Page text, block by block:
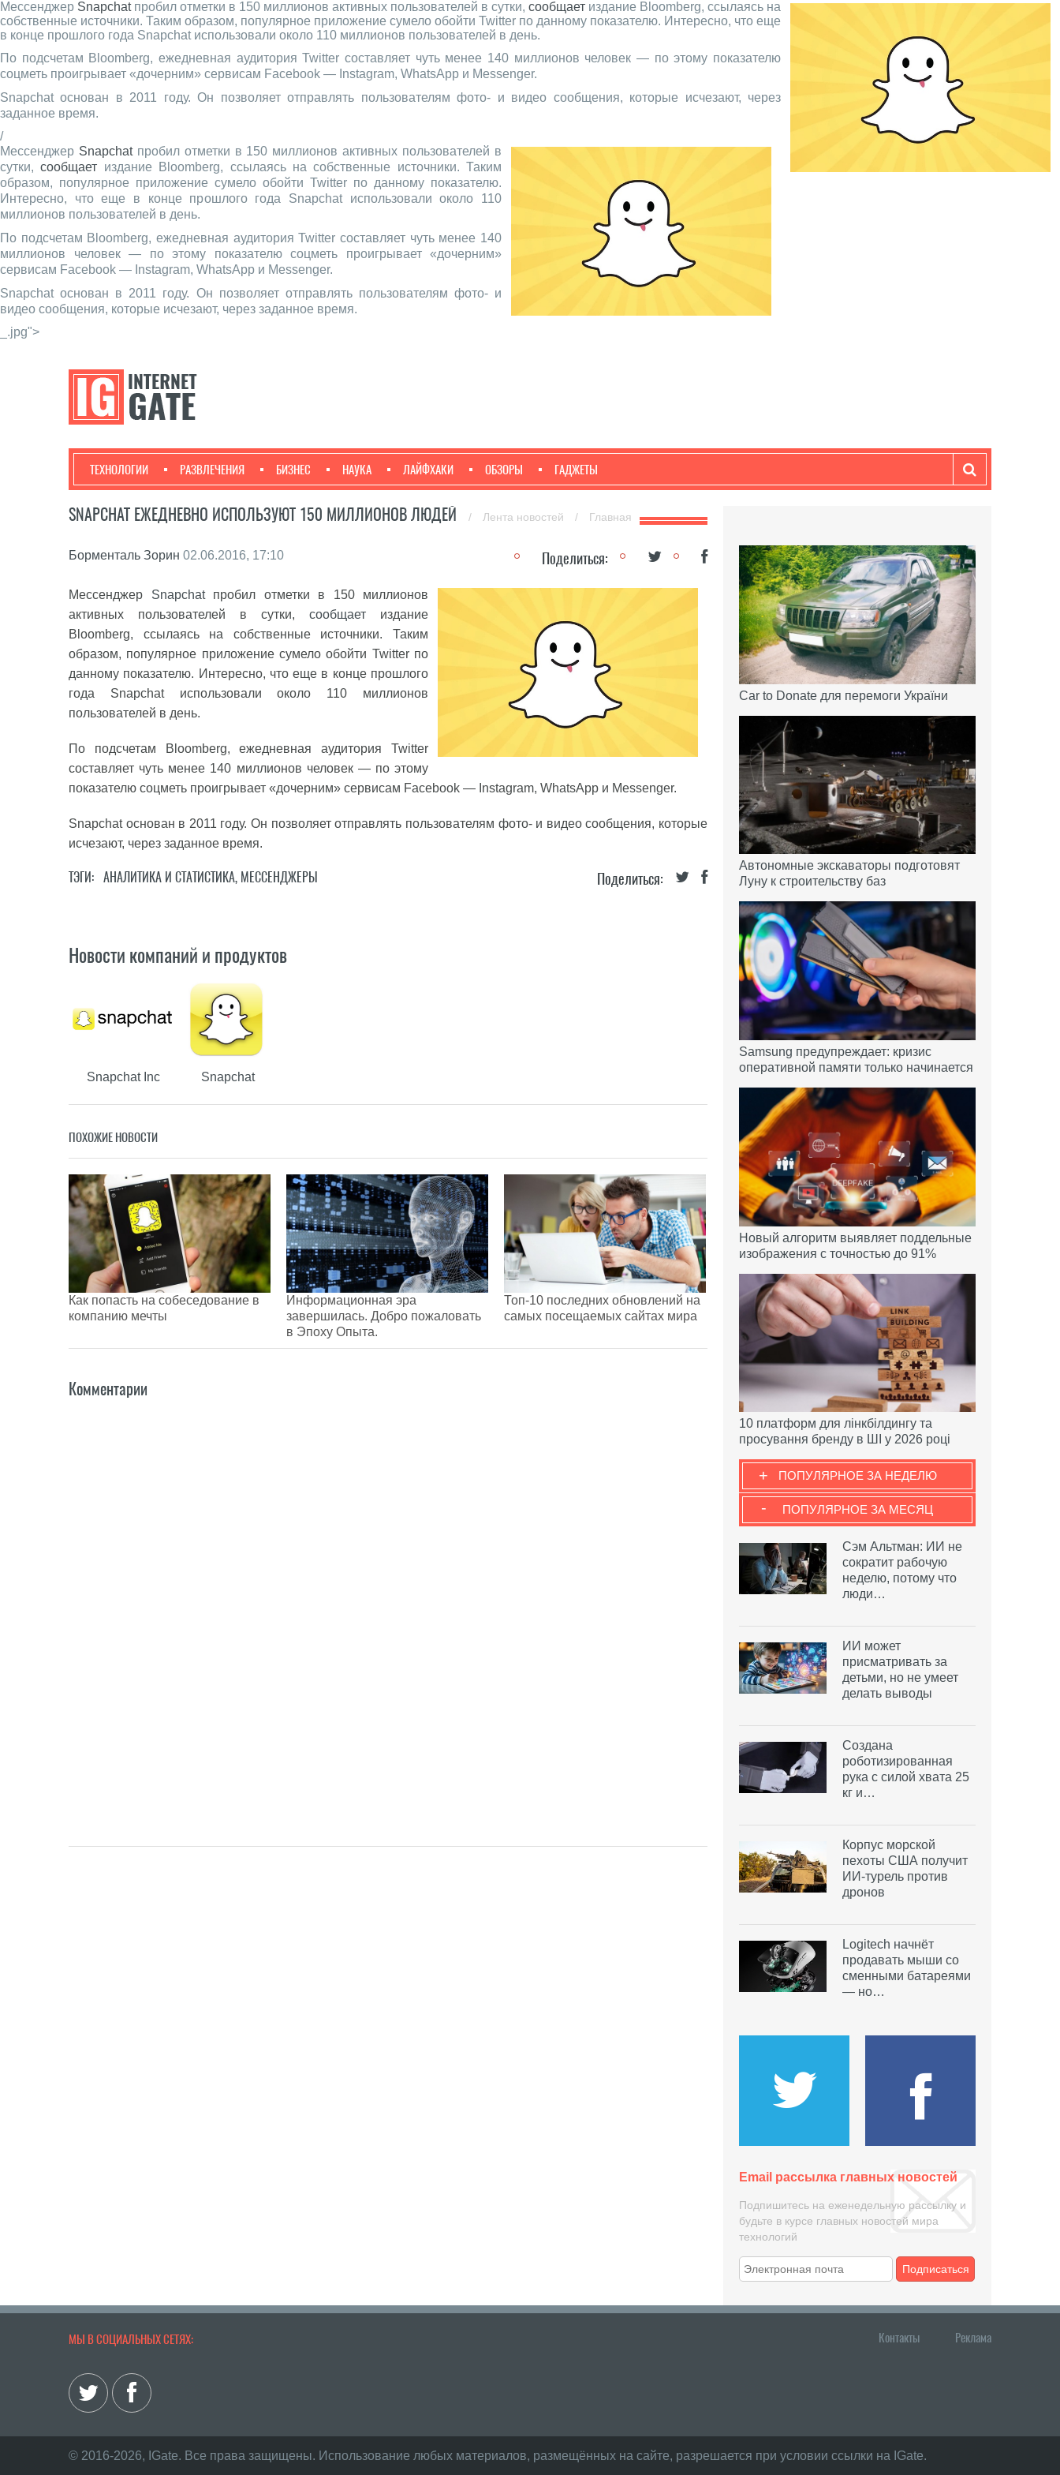
Мессенджер Snapchatпробил отметки в 150 миллионов активных пользователей в сутки, сообщает издание Bloomberg, ссылаясь на
собственные источники. Таким образом, популярное приложение сумело обойти Twitter по данному показателю. Интересно, что еще
в конце прошлого года Snapchat использовали около 110 миллионов пользователей в день.
По подсчетам Bloomberg, ежедневная аудитория Twitter составляет чуть менее 140 миллионов человек — по этому показателю
соцметь проигрывает «дочерним» сервисам Facebook — Instagram, WhatsApp и Messenger.
Snapchat основан в 2011 году. Он позволяет отправлять пользователям фото- и видео сообщения, которые исчезают, через
заданное время.
/
Мессенджер Snapchatпробил отметки в 150 миллионов активных пользователей в
сутки,сообщает издание Bloomberg, ссылаясь на собственные источники. Таким
образом, популярное приложение сумело обойти Twitter по данному показателю.
Интересно, что еще в конце прошлого года Snapchat использовали около 110
миллионов пользователей в день.
По подсчетам Bloomberg, ежедневная аудитория Twitter составляет чуть менее 140
миллионов человек — по этому показателю соцметь проигрывает «дочерним»
сервисам Facebook — Instagram, WhatsApp и Messenger.
Snapchat основан в 2011 году. Он позволяет отправлять пользователям фото- и
видео сообщения, которые исчезают, через заданное время.
_.jpg">
ТЕХНОЛОГИИ РАЗВЛЕЧЕНИЯ БИЗНЕС НАУКА ЛАЙФХАКИ ОБЗОРЫ ГАДЖЕТЫ
SNAPCHAT ЕЖЕДНЕВНО ИСПОЛЬЗУЮТ 150 МИЛЛИОНОВ ЛЮДЕЙ / Лента новостей / Главная
Борменталь Зорин 02.06.2016, 17:10 Поделиться:
Мессенджер Snapchatпробил отметки в 150 миллионов
активных пользователей в сутки, сообщает издание
Bloomberg, ссылаясь на собственные источники. Таким
образом, популярное приложение сумело обойти Twitter по
данному показателю. Интересно, что еще в конце прошлого
года Snapchat использовали около 110 миллионов
пользователей в день.
По подсчетам Bloomberg, ежедневная аудитория Twitter
составляет чуть менее 140 миллионов человек — по этому
показателю соцметь проигрывает «дочерним» сервисам Facebook — Instagram, WhatsApp и Messenger.
Snapchat основан в 2011 году. Он позволяет отправлять пользователям фото- и видео сообщения, которые
исчезают, через заданное время.
Поделиться:
ТЭГИ: АНАЛИТИКА И СТАТИСТИКА, МЕССЕНДЖЕРЫ
Новости компаний и продуктов
Snapchat Inc Snapchat
ПОХОЖИЕ НОВОСТИ
Как попасть на собеседование в
компанию мечты
Информационная эра
завершилась. Добро пожаловать
в Эпоху Опыта.
Топ-10 последних обновлений на
самых посещаемых сайтах мира
Комментарии
Car to Donate для перемоги України
Автономные экскаваторы подготовят
Луну к строительству баз
Samsung предупреждает: кризис
оперативной памяти только начинается
Новый алгоритм выявляет поддельные
изображения с точностью до 91%
10 платформ для лінкбілдингу та
просування бренду в ШІ у 2026 році
ПОПУЛЯРНОЕ ЗА НЕДЕЛЮ
+
ПОПУЛЯРНОЕ ЗА МЕСЯЦ
-
Сэм Альтман: ИИ не
сократит рабочую
неделю, потому что
люди…
ИИ может
присматривать за
детьми, но не умеет
делать выводы
Создана
роботизированная
рука с силой хвата 25
кг и…
Корпус морской
пехоты США получит
ИИ-турель против
дронов
Logitech начнёт
продавать мыши со
сменными батареями
— но…
Email рассылка главных новостей
Подпишитесь на еженедельную рассылку и
будьте в курсе главных новостей мира
технологий
Подписаться
МЫ В СОЦИАЛЬНЫХ СЕТЯХ: Контакты Реклама
© 2016-2026, IGate. Все права защищены. Использование любых материалов, размещённых на сайте, разрешается при условии ссылки на IGate.